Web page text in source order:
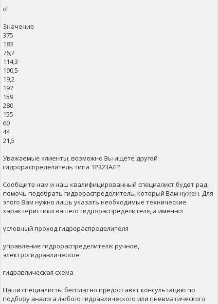
d
Значение
375
183
76,2
114,3
190,5
19,2
197
159
280
155
60
44
21,5
Уважаемые клиенты, возможно Вы ищете другой
гидрораспределитель типа 1Р323АЛ?
Сообщите нам и наш квалифицированный специалист будет рад
помочь подобрать гидрораспределитель, который Вам нужен. Для
этого Вам нужно лишь указать необходимые технические
характеристики вашего гидрораспределителя, а именно:
условный проход гидрораспределителя
управление гидрораспределителя: ручное,
электрогидравлическое
гидравлическая схема
Наши специалисты бесплатно предоставят консультацию по
подбору аналога любого гидравлического или пневматического